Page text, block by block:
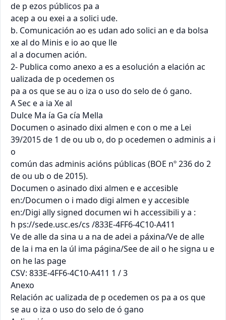
de p ezos públicos pa a
acep a ou exei a a solici ude.
b. Comunicación ao es udan ado solici an e da bolsa
xe al do Minis e io ao que lle
al a documen ación.
2- Publica como anexo a es a esolución a elación ac
ualizada de p ocedemen os
pa a os que se au o iza o uso do selo de ó gano.
A Sec e a ia Xe al
Dulce Ma ía Ga cía Mella
Documen o asinado dixi almen e con o me a Lei
39/2015 de 1 de ou ub o, do p ocedemen o adminis a i
o
común das adminis acións públicas (BOE nº 236 do 2
de ou ub o de 2015).
Documen o asinado dixi almen e e accesible
en:/Documen o i mado digi almen e y accesible
en:/Digi ally signed documen wi h accessibili y a :
h ps://sede.usc.es/cs /833E-4FF6-4C10-A411
Ve de alle da sina u a na de adei a páxina/Ve de alle
de la i ma en la úl ima página/See de ail o he signa u e
on he las page
CSV: 833E-4FF6-4C10-A411 1 / 3
Anexo
Relación ac ualizada de p ocedemen os pa a os que
se au o iza o uso do selo de ó gano